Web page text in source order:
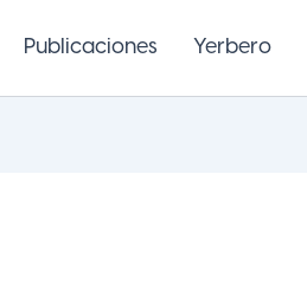
Publicaciones Yerbero